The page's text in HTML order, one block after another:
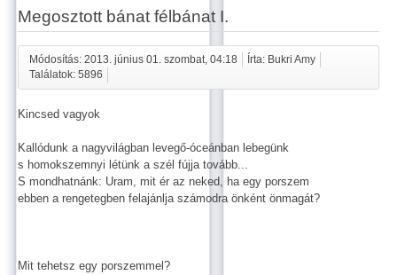
Megosztott bánat félbánat I.
Módosítás: 2013. június 01. szombat, 04:18
Írta: Bukri Amy
Találatok: 5896
Kincsed vagyok
Kallódunk a nagyvilágban levegő-óceánban lebegünk
s homokszemnyi létünk a szél fújja tovább...
S mondhatnánk: Uram, mit ér az neked, ha egy porszem
ebben a rengetegben felajánlja számodra önként önmagát?
Mit tehetsz egy porszemmel?